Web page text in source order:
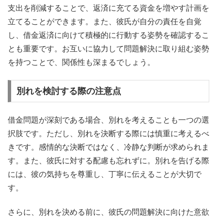
支出を削減することで、返済に充てる資金を増やす計画を
立てることができます。また、彼氏が自分の責任を自覚
し、借金返済に向けて積極的に行動する姿勢を確認するこ
とも重要です。お互いに協力して問題解決に取り組む姿勢
を持つことで、関係性も深まるでしょう。
別れを検討する際の注意点
借金問題が深刻である場合、別れを考えることも一つの選
択肢です。ただし、別れを決断する際には慎重に考えるべ
きです。感情的な決断ではなく、冷静な判断が求められま
す。また、彼氏に対する配慮も忘れずに。別れを告げる際
には、彼の気持ちを尊重し、丁寧に伝えることが大切で
す。
さらに、別れを決める前に、彼氏の問題解決に向けた意欲